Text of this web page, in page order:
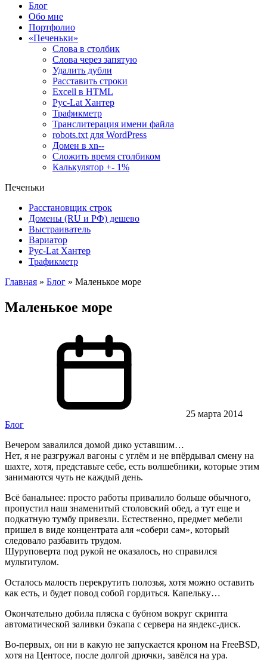
Блог
Обо мне
Портфолио
«Печеньки»
Слова в столбик
Слова через запятую
Удалить дубли
Расставить строки
Excell в HTML
Рус-Lat Хантер
Трафикметр
Транслитерация имени файла
robots.txt для WordPress
Домен в xn--
Сложить время столбиком
Калькулятор +- 1%
Печеньки
Расстановщик строк
Домены (RU и РФ) дешево
Выстраиватель
Вариатор
Рус-Lat Хантер
Трафикметр
Главная » Блог » Маленькое море
Маленькое море
25 марта 2014
Блог
Вечером завалился домой дико уставшим…
Нет, я не разгружал вагоны с углём и не впёрдывал смену на
шахте, хотя, представьте себе, есть волшебники, которые этим
занимаются чуть не каждый день.
Всё банальнее: просто работы привалило больше обычного,
пропустил наш знаменитый столовский обед, а тут еще и
подкатную тумбу привезли. Естественно, предмет мебели
пришел в виде концентрата аля «собери сам», который
следовало разбавить трудом.
Шуруповерта под рукой не оказалось, но справился
мультитулом.
Осталось малость перекрутить полозья, хотя можно оставить
как есть, и будет повод собой гордиться. Капельку…
Окончательно добила пляска с бубном вокруг скрипта
автоматической заливки бэкапа с сервера на яндекс-диск.
Во-первых, он ни в какую не запускается кроном на FreeBSD,
хотя на Центосе, после долгой дрючки, завёлся на ура.